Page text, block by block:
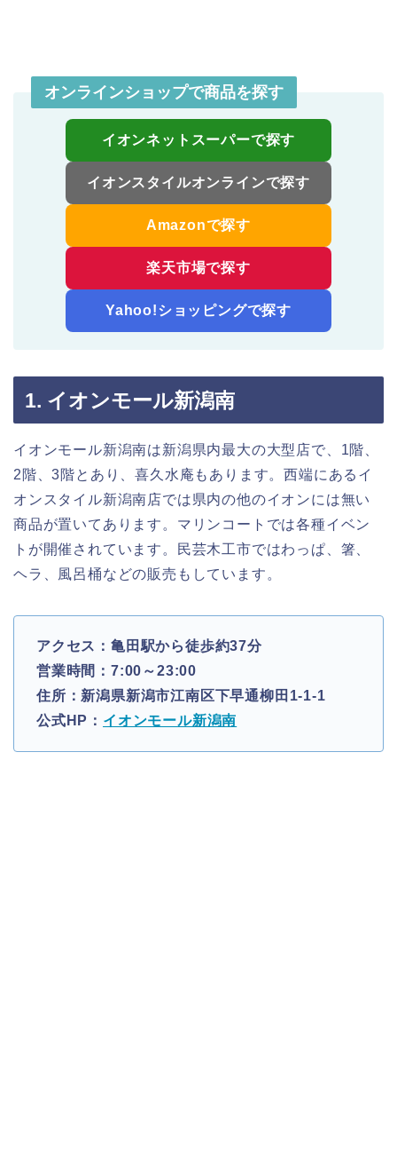
オンラインショップで商品を探す
イオンネットスーパーで探す
イオンスタイルオンラインで探す
Amazonで探す
楽天市場で探す
Yahoo!ショッピングで探す
1. イオンモール新潟南
イオンモール新潟南は新潟県内最大の大型店で、1階、
2階、3階とあり、喜久水庵もあります。西端にあるイ
オンスタイル新潟南店では県内の他のイオンには無い
商品が置いてあります。マリンコートでは各種イベン
トが開催されています。民芸木工市ではわっぱ、箸、
ヘラ、風呂桶などの販売もしています。
アクセス：亀田駅から徒歩約37分
営業時間：7:00～23:00
住所：新潟県新潟市江南区下早通柳田1-1-1
公式HP： イオンモール新潟南